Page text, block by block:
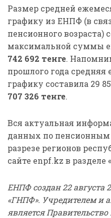
Размер средней
графику из ЕНПФ (в
пенсионного возраста)
максимальной суммы
742 692 тенге.
прошлого года
графику составила 29
707 326 тенге.
Вся актуальная
данных по пенсионным
разрезе регионов
сайте enpf.kz в разделе
ЕНПФ создан 22 августа
«ГНПФ». Учредителем и
является